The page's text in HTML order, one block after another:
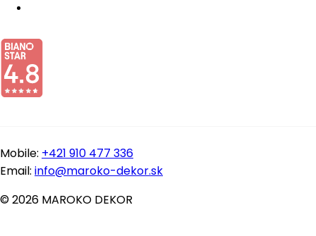
Mobile: +421 910 477 336
Email: info@maroko-dekor.sk
© 2026 MAROKO DEKOR